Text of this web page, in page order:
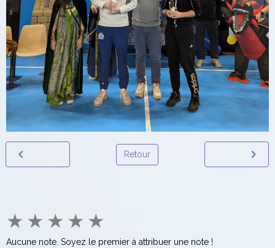
Retour
★ ★ ★ ★ ★
Aucune note. Soyez le premier à attribuer une note !